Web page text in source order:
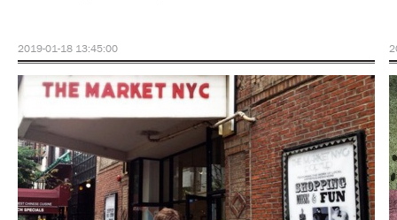
2019-01-18 13:45:00